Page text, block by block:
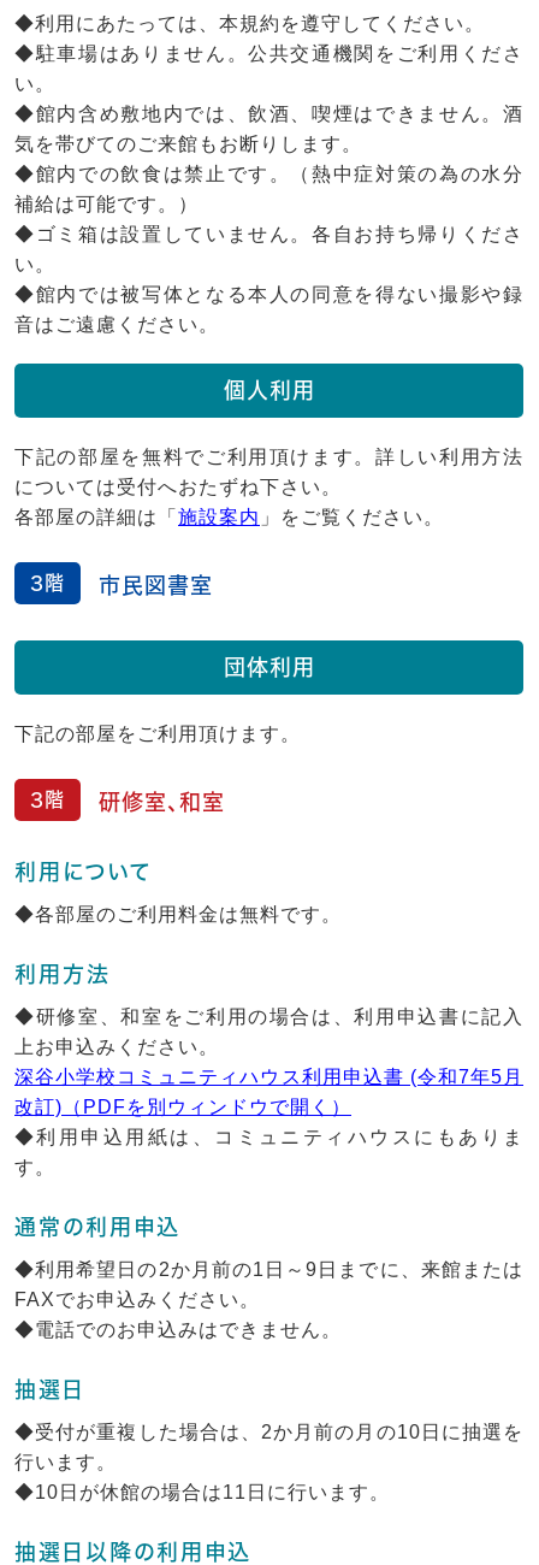
◆利用にあたっては、本規約を遵守してください。
◆駐車場はありません。公共交通機関をご利用くださ
い。
◆館内含め敷地内では、飲酒、喫煙はできません。酒
気を帯びてのご来館もお断りします。
◆館内での飲食は禁止です。（熱中症対策の為の水分
補給は可能です。）
◆ゴミ箱は設置していません。各自お持ち帰りくださ
い。
◆館内では被写体となる本人の同意を得ない撮影や録
音はご遠慮ください。
個人利用
下記の部屋を無料でご利用頂けます。詳しい利用方法
については受付へおたずね下さい。
各部屋の詳細は「 施設案内 」をご覧ください。
3階 市民図書室
団体利用
下記の部屋をご利用頂けます。
3階 研修室、和室
利用について
◆各部屋のご利用料金は無料です。
利用方法
◆研修室、和室をご利用の場合は、利用申込書に記入
上お申込みください。
深谷小学校コミュニティハウス利用申込書 (令和7年5月
改訂)（PDFを別ウィンドウで開く）
◆利用申込用紙は、コミュニティハウスにもありま
す。
通常の利用申込
◆利用希望日の2か月前の1日～9日までに、来館または
FAXでお申込みください。
◆電話でのお申込みはできません。
抽選日
◆受付が重複した場合は、2か月前の月の10日に抽選を
行います。
◆10日が休館の場合は11日に行います。
抽選日以降の利用申込